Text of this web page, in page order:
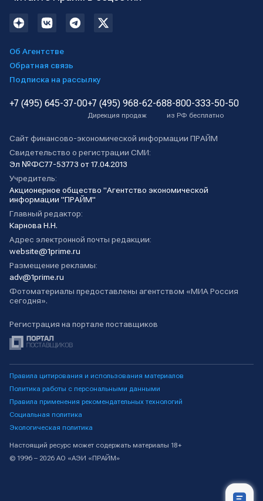
Об Агентстве
Обратная связь
Подписка на рассылку
+7 (495) 645-37-00+7 (495) 968-62-68
Дирекция продаж
8-800-333-50-50
из РФ бесплатно
Сайт финансово-экономической информации ПРАЙМ
Свидетельство о регистрации СМИ:
Эл №ФС77-53773 от 17.04.2013
Учредитель:
Акционерное общество "Агентство экономической
информации "ПРАЙМ"
Главный редактор:
Карнова Н.Н.
Адрес электронной почты редакции:
website@1prime.ru
Размещение рекламы:
adv@1prime.ru
Фотоматериалы предоставлены агентством «МИА Россия
сегодня».
Регистрация на портале поставщиков
Правила цитирования и использования материалов
Политика работы с персональными данными
Правила применения рекомендательных технологий
Социальная политика
Экологическая политика
Настоящий ресурс может содержать материалы 18+
© 1996 – 2026 АО «АЭИ «ПРАЙМ»